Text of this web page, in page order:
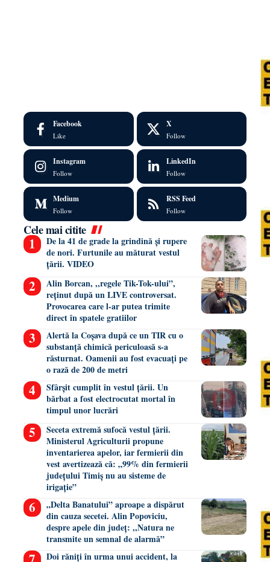
Facebook
Like
X
Follow
Instagram
Follow
LinkedIn
Follow
Medium
Follow
RSS Feed
Follow
Cele mai citite
De la 41 de grade la grindină și rupere
de nori. Furtunile au măturat vestul
țării. VIDEO
Alin Borcan, ,,regele Tik-Tok-ului”,
reținut după un LIVE controversat.
Provocarea care l-ar putea trimite
direct în spatele gratiilor
Alertă la Coșava după ce un TIR cu o
substanță chimică periculoasă s-a
răsturnat. Oamenii au fost evacuați pe
o rază de 200 de metri
Sfârșit cumplit în vestul țării. Un
bărbat a fost electrocutat mortal în
timpul unor lucrări
Seceta extremă sufocă vestul țării.
Ministerul Agriculturii propune
inventarierea apelor, iar fermierii din
vest avertizează că: „99% din fermierii
județului Timiș nu au sisteme de
irigație”
„Delta Banatului” aproape a dispărut
din cauza secetei. Alin Popoviciu,
despre apele din județ: ,,Natura ne
transmite un semnal de alarmă”
Doi răniți în urma unui accident, la